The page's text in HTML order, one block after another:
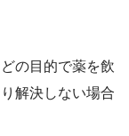
の目的で薬を飲
解決しない場合